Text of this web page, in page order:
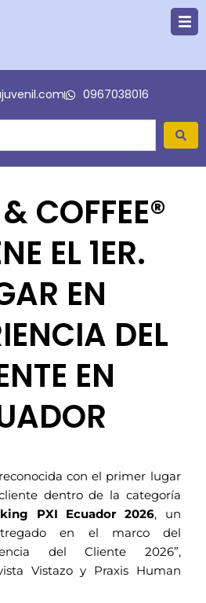
0967038016
COFFEE®
EL 1ER.
EN
DEL
EN
con el primer lugar
dentro de la categoría
PXI Ecuador 2026, un
en el marco del
del Cliente 2026”,
Vistazo y Praxis Human